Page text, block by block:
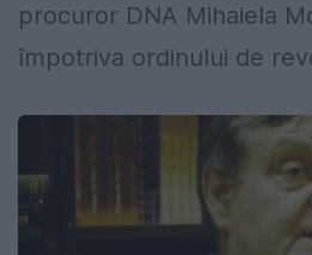
procuror DNA Mihaiela
împotriva ordinului de